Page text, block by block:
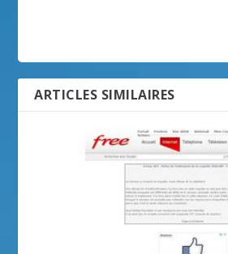
ARTICLES SIMILAIRES